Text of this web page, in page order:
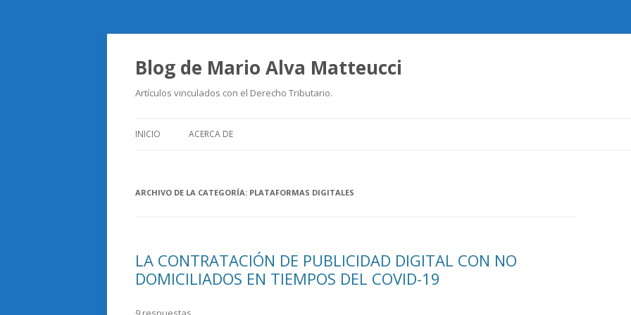
Blog de Mario Alva Matteucci
Artículos vinculados con el Derecho Tributario.
INICIO ACERCA DE
ARCHIVO DE LA CATEGORÍA: PLATAFORMAS DIGITALES
LA CONTRATACIÓN DE PUBLICIDAD DIGITAL CON NO
DOMICILIADOS EN TIEMPOS DEL COVID-19